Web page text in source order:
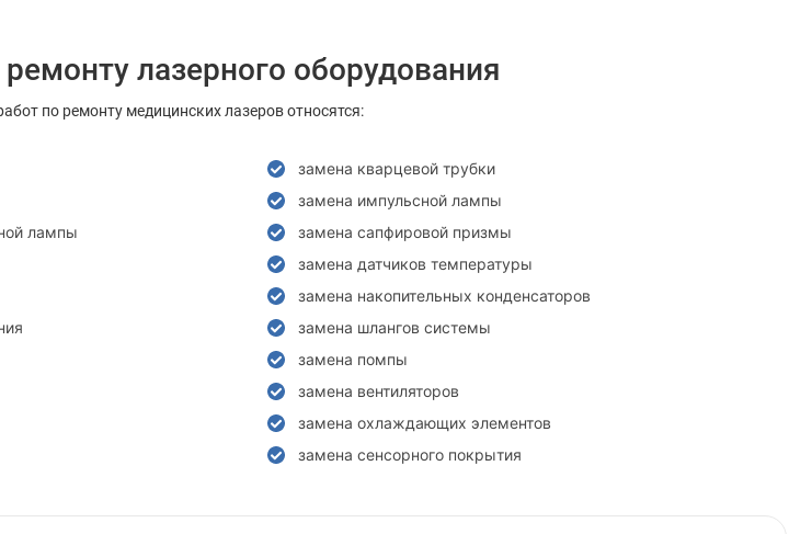
лазерного оборудования
по ремонту медицинских лазеров относятся:
лампы
замена кварцевой трубки
замена импульсной лампы
замена сапфировой призмы
замена датчиков температуры
замена накопительных конденсаторов
замена шлангов системы
замена помпы
замена вентиляторов
замена охлаждающих элементов
замена сенсорного покрытия